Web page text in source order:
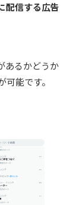
配信する広告
あるかどうか
能です。